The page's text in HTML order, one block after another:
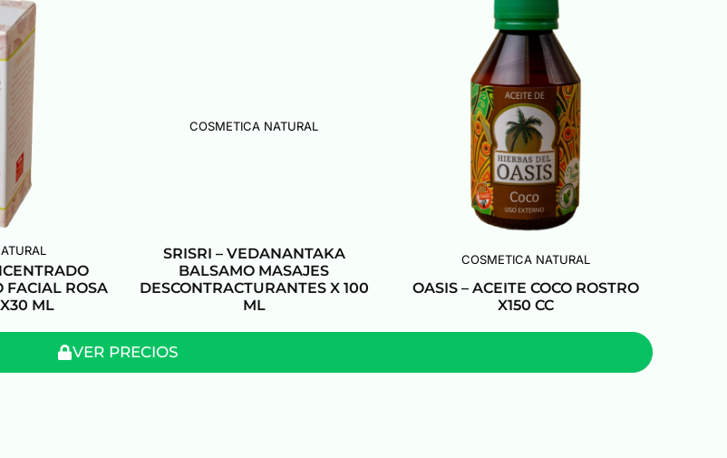
FACIAL ROSA
ML
COSMETICA NATURAL
SRISRI – VEDANANTAKA
BALSAMO MASAJES
DESCONTRACTURANTES X 100
ML
COSMETICA NATURAL
OASIS – ACEITE COCO ROSTRO
X150 CC
VER PRECIOS